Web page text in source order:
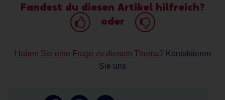
Fandest du diesen Artikel hilfreich?
oder
Haben Sie eine Frage zu diesem Thema? Kontaktieren
Sie uns